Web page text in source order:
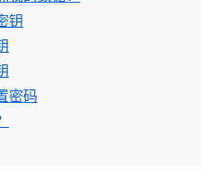
钥
密码